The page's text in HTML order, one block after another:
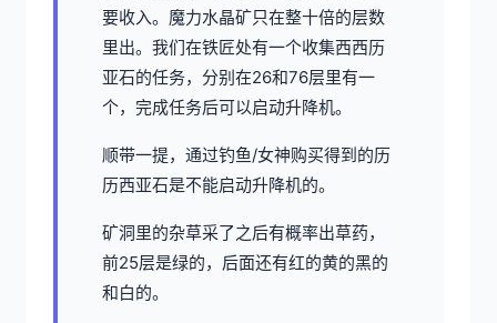
要收入。魔力水晶矿只在整十倍的层数
里出。我们在铁匠处有一个收集西西历
亚石的任务，分别在26和76层里有一
个，完成任务后可以启动升降机。
顺带一提，通过钓鱼/女神购买得到的历
历西亚石是不能启动升降机的。
矿洞里的杂草采了之后有概率出草药，
前25层是绿的，后面还有红的黄的黑的
和白的。